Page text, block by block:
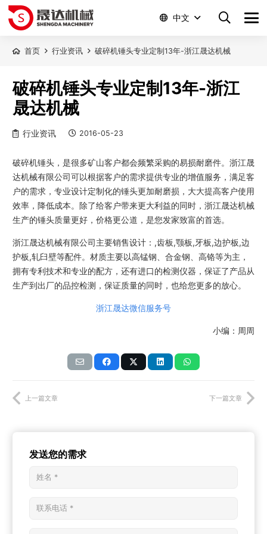
中文
首页 行业资讯 破碎机锤头专业定制13年-浙江晟达机械
破碎机锤头专业定制13年-浙江
晟达机械
行业资讯 2016-05-23
破碎机锤头，是很多矿山客户都会频繁采购的易损耐磨件。浙江晟
达机械有限公司可以根据客户的需求提供专业的增值服务，满足客
户的需求，专业设计定制化的锤头更加耐磨损，大大提高客户使用
效率，降低成本。除了给客户带来更大利益的同时，浙江晟达机械
生产的锤头质量更好，价格更公道，是您发家致富的首选。
浙江晟达机械有限公司主要销售设计：,齿板,颚板,牙板,边护板,边
护板,轧臼壁等配件。材质主要以高锰钢、合金钢、高铬等为主，
拥有专利技术和专业的配方，还有进口的检测仪器，保证了产品从
生产到出厂的品控检测，保证质量的同时，也给您更多的放心。
浙江晟达微信服务号
小编：周周
上一篇文章 下一篇文章
发送您的需求